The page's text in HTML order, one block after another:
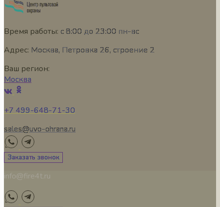
Время работы: с 8:00 до 23:00 пн-вс
Адрес: Москва, Петровка 26, строение 2
Ваш регион:
Москва
+7 499-648-71-30
sales@uvo-ohrana.ru
Заказать звонок
info@fire4t.ru